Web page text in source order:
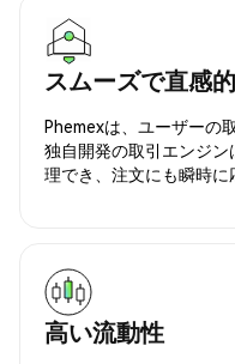
スムーズで直感
Phemexは、ユーザーの
独自開発の取引エンジ
理でき、注文にも瞬時に
高い流動性